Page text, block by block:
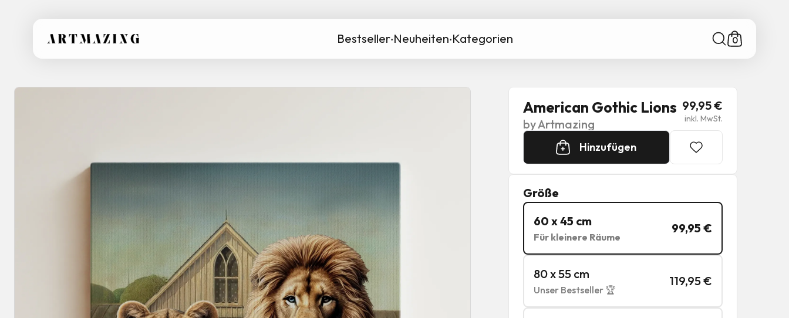
Bestseller‧Neuheiten‧Kategorien 0
American Gothic Lions
byArtmazing
99,95€
inkl. MwSt.
+ Hinzufügen
Größe
60 x 45 cm
Für kleinere Räume
99,95 €
80 x 55 cm
Unser Bestseller 🏆
119,95€